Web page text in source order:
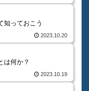
知っておこう
2023.10.20
は何か？
2023.10.19